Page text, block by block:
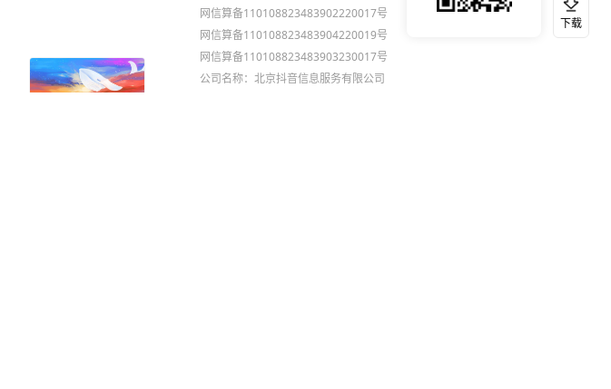
网信算备110108823483902220017号
网信算备110108823483904220019号
网信算备110108823483903230017号
公司名称：北京抖音信息服务有限公司
下载